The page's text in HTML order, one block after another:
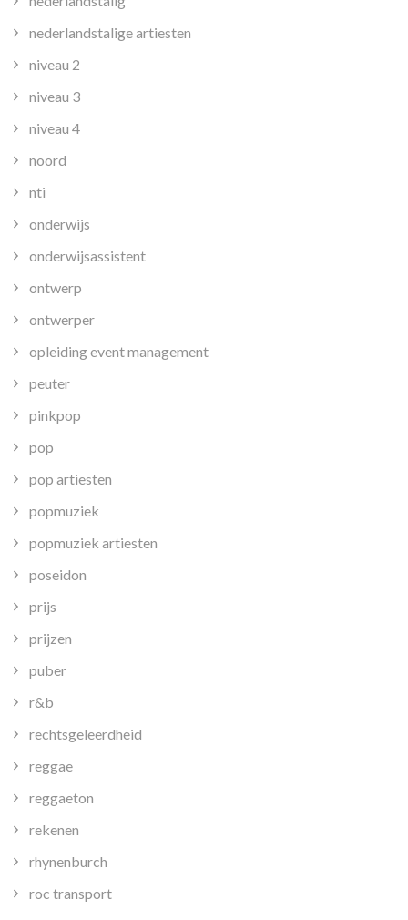
nederlandstalige artiesten
niveau 2
niveau 3
niveau 4
noord
nti
onderwijs
onderwijsassistent
ontwerp
ontwerper
opleiding event management
peuter
pinkpop
pop
pop artiesten
popmuziek
popmuziek artiesten
poseidon
prijs
prijzen
puber
r&b
rechtsgeleerdheid
reggae
reggaeton
rekenen
rhynenburch
roc transport